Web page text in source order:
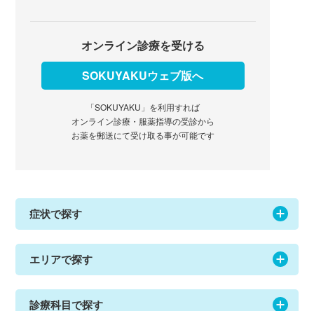
オンライン診療を受ける
SOKUYAKUウェブ版へ
「SOKUYAKU」を利用すれば
オンライン診療・服薬指導の受診から
お薬を郵送にて受け取る事が可能です
症状で探す
エリアで探す
診療科目で探す